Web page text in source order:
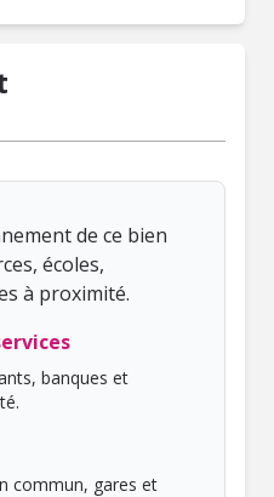
de ce bien
écoles,
à proximité.
banques et
commun, gares et